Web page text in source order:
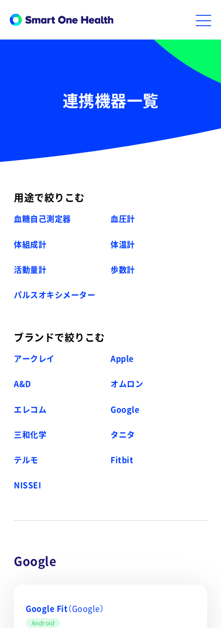
連携機器一覧
用途で絞りこむ
血糖自己測定器 血圧計
体組成計 体温計
活動量計 歩数計
パルスオキシメーター
ブランドで絞りこむ
アークレイ Apple
A&D オムロン
エレコム Google
三和化学 タニタ
テルモ Fitbit
NISSEI
Google
Google Fit（Google）
Android